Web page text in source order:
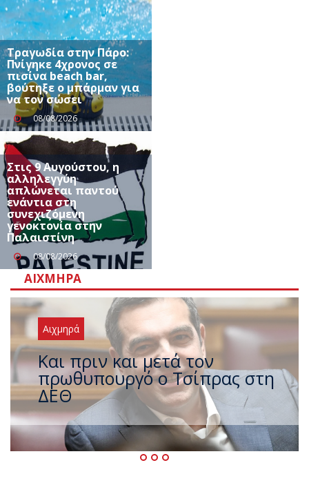
Τραγωδία στην Πάρο:
Πνίγηκε 4χρονος σε
πισίνα beach bar,
βούτηξε ο μπάρμαν για
να τον σώσει
08/08/2026
Στις 9 Αυγούστου, η
αλληλεγγύη
απλώνεται παντού
ενάντια στη
συνεχιζόμενη
γενοκτονία στην
Παλαιστίνη
08/08/2026
ΑΙΧΜΗΡΆ
Αιχμηρά
Έρχεται νέο ισχυρό κύμα
ζέστης με 40 βαθμούς Κελσίου
– Ο καιρός έως τον
Δεκαπενταύγουστο